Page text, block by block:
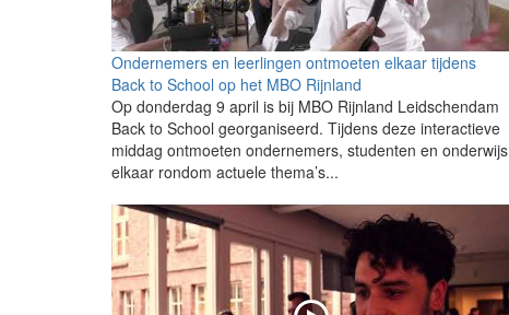
Ondernemers en leerlingen ontmoeten elkaar tijdens
Back to School op het MBO Rijnland
Op donderdag 9 april is bij MBO Rijnland Leidschendam
Back to School georganiseerd. Tijdens deze interactieve
middag ontmoeten ondernemers, studenten en onderwijs
elkaar rondom actuele thema’s...